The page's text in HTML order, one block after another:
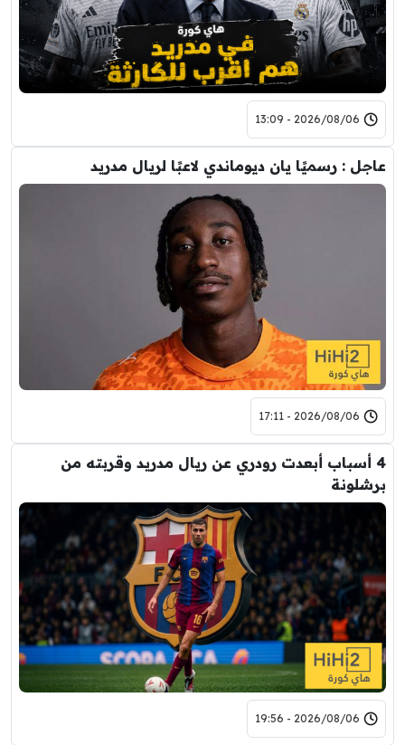
2026/08/06 - 13:09
عاجل : رسميًا يان ديوماندي لاعبًا لريال مدريد
2026/08/06 - 17:11
4 أسباب أبعدت رودري عن ريال مدريد وقربته من
برشلونة
2026/08/06 - 19:56